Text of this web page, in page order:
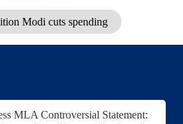
Modi cuts spending
MLA Controversial Statement: